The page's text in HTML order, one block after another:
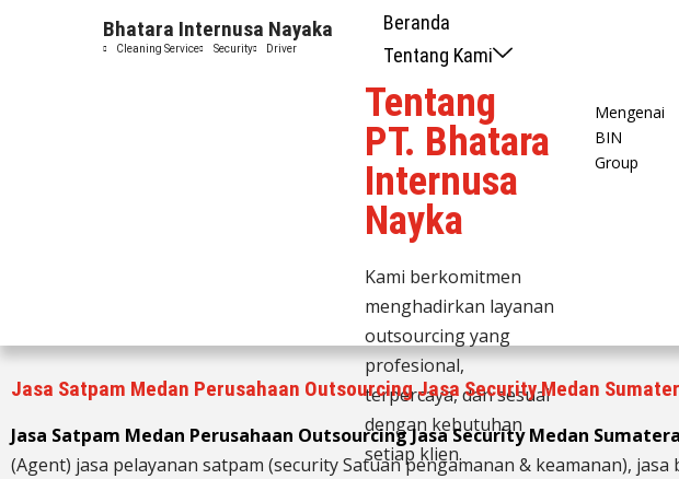
Bhatara Internusa Nayaka
Cleaning Service Security Driver
Beranda
Tentang Kami
Tentang
PT. Bhatara
Internusa
Nayka
Kami berkomitmen
menghadirkan layanan
outsourcing yang
profesional,
terpercaya, dan sesuai
dengan kebutuhan
setiap klien.
Mengenai
BIN
Group
Jasa Satpam Medan Perusahaan Outsourcing Jasa Security Medan
Jasa Satpam Medan Perusahaan Outsourcing Jasa Security Medan
(Agent) jasa pelayanan satpam (security Satuan pengamanan & keamanan),